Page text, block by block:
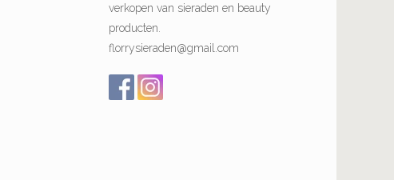
verkopen van sieraden en beauty
producten.
florrysieraden@gmail.com